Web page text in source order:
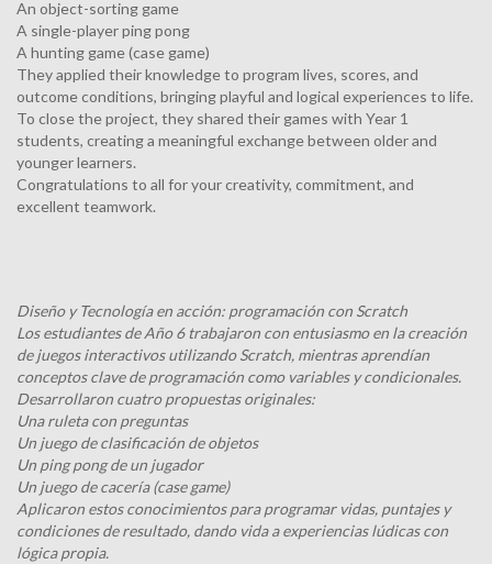
An object-sorting game
A single-player ping pong
A hunting game (case game)
They applied their knowledge to program lives, scores, and
outcome conditions, bringing playful and logical experiences to life.
To close the project, they shared their games with Year 1
students, creating a meaningful exchange between older and
younger learners.
Congratulations to all for your creativity, commitment, and
excellent teamwork.
Diseño y Tecnología en acción: programación con Scratch
Los estudiantes de Año 6 trabajaron con entusiasmo en la creación
de juegos interactivos utilizando Scratch, mientras aprendían
conceptos clave de programación como variables y condicionales.
Desarrollaron cuatro propuestas originales:
Una ruleta con preguntas
Un juego de clasificación de objetos
Un ping pong de un jugador
Un juego de cacería (case game)
Aplicaron estos conocimientos para programar vidas, puntajes y
condiciones de resultado, dando vida a experiencias lúdicas con
lógica propia.